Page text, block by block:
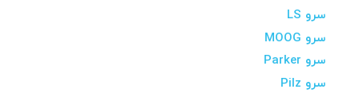
سرو LS
سرو MOOG
سرو Parker
سرو Pilz